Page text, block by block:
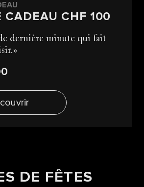
CADEAU CHF 100
dernière minute qui fait
DE FÊTES